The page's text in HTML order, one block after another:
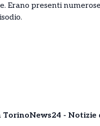
Erano presenti
TorinoNews24 - Notizie